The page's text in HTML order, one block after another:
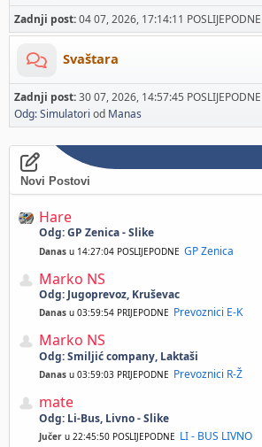
Zadnji post:04 07, 2026, 17:14:11 POSLIJEPODNE
Svaštara
Zadnji post:30 07, 2026, 14:57:45 POSLIJEPODNE
Odg: Simulatori od Manas
Novi Postovi
Hare
Odg: GP Zenica - Slike
Danas u 14:27:04 POSLIJEPODNE GP Zenica
Marko NS
Odg: Jugoprevoz, Kruševac
Danas u 03:59:54 PRIJEPODNE Prevoznici E-K
Marko NS
Odg: Smiljić company, Laktaši
Danas u 03:59:03 PRIJEPODNE Prevoznici R-Ž
mate
Odg: Li-Bus, Livno - Slike
Jučer u 22:45:50 POSLIJEPODNE LI - BUS LIVNO